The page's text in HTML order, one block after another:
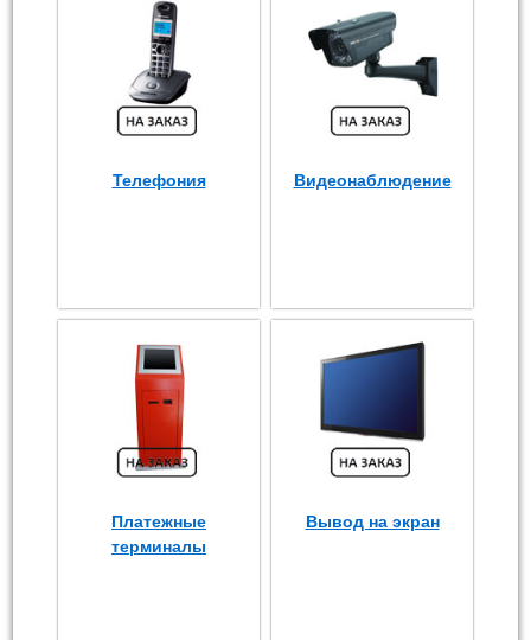
Телефония Видеонаблюдение
Платежные
терминалы
Вывод на экран